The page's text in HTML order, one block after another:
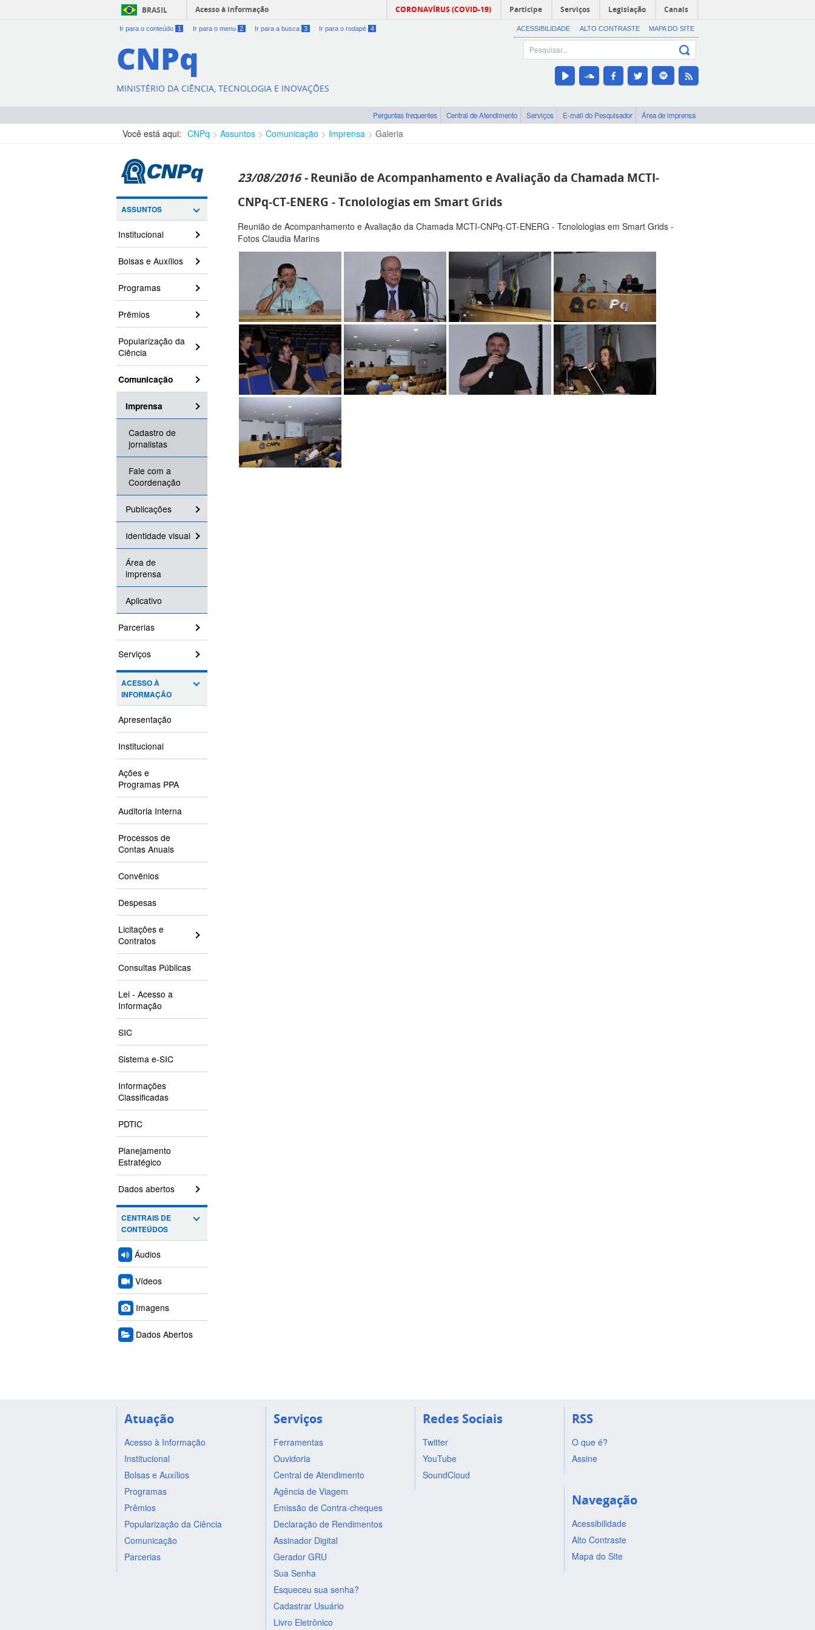
BRASIL Acesso à informação CORONAVÍRUS (COVID-19) Participe Serviços Legislação Canais
Ir para o conteúdo 1 Ir para o menu 2 Ir para a busca 3 Ir para o rodapé 4 ACESSIBILIDADE ALTO CONTRASTE MAPA DO SITE
CNPq
MINISTÉRIO DA CIÊNCIA, TECNOLOGIA E INOVAÇÕES
Perguntas frequentes Central de Atendimento Serviços E-mail do Pesquisador Área de imprensa
Você está aqui: CNPq Assuntos Comunicação Imprensa Galeria
ASSUNTOS
Institucional
Bolsas e Auxílios
Programas
Prêmios
Popularização da
Ciência
Comunicação
Imprensa
Cadastro de
jornalistas
Fale com a
Coordenação
Publicações
Identidade visual
Área de
imprensa
Aplicativo
Parcerias
Serviços
ACESSO À
INFORMAÇÃO
Apresentação
Institucional
Ações e
Programas PPA
Auditoria Interna
Processos de
Contas Anuais
Convênios
Despesas
Licitações e
Contratos
Consultas Públicas
Lei - Acesso a
Informação
SIC
Sistema e-SIC
Informações
Classificadas
PDTIC
Planejamento
Estratégico
Dados abertos
CENTRAIS DE
CONTEÚDOS
Áudios
Vídeos
Imagens
Dados Abertos
23/08/2016 -Reunião de Acompanhamento e Avaliação da Chamada MCTI-
CNPq-CT-ENERG - Tcnolologias em Smart Grids
Reunião de Acompanhamento e Avaliação da Chamada MCTI-CNPq-CT-ENERG - Tcnolologias em Smart Grids -
Fotos Claudia Marins
Atuação
Acesso à Informação
Institucional
Bolsas e Auxílios
Programas
Prêmios
Popularização da Ciência
Comunicação
Parcerias
Serviços
Ferramentas
Ouvidoria
Central de Atendimento
Agência de Viagem
Emissão de Contra-cheques
Declaração de Rendimentos
Assinador Digital
Gerador GRU
Sua Senha
Esqueceu sua senha?
Cadastrar Usuário
Livro Eletrônico
Redes Sociais
Twitter
YouTube
SoundCloud
RSS
O que é?
Assine
Navegação
Acessibilidade
Alto Contraste
Mapa do Site